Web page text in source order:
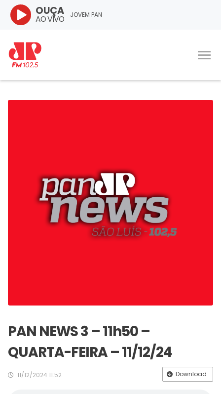
JOVEM PAN
OUÇA
AO VIVO
PAN NEWS 3 – 11h50 –
QUARTA-FEIRA – 11/12/24
11/12/2024 11:52 Download